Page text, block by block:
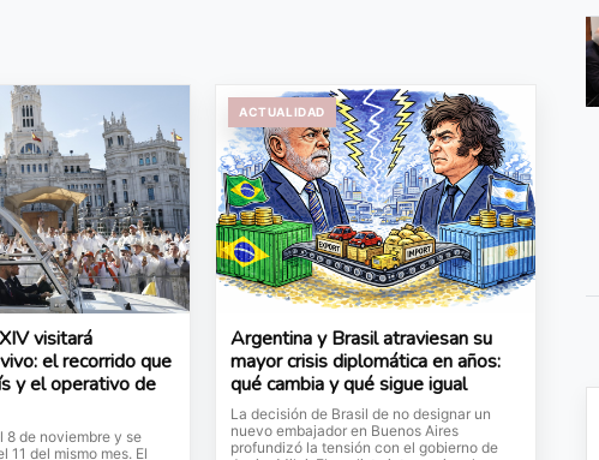
visitará
el recorrido que
y el operativo de
8 de noviembre y se
11 del mismo mes. El
ACTUALIDAD
Argentina y Brasil atraviesan su
mayor crisis diplomática en años:
qué cambia y qué sigue igual
La decisión de Brasil de no designar un
nuevo embajador en Buenos Aires
profundizó la tensión con el gobierno de